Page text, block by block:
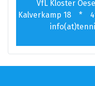
VfL Kloster
Kalverkamp 18 *